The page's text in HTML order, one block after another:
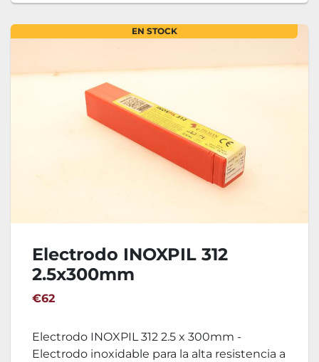
EN STOCK
Electrodo INOXPIL 312
2.5x300mm
€62
Electrodo INOXPIL 312 2.5 x 300mm -
Electrodo inoxidable para la alta resistencia a